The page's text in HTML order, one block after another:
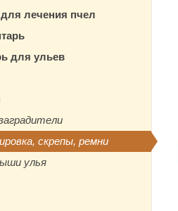
лечения пчел
для ульев
скрепы, ремни
улья